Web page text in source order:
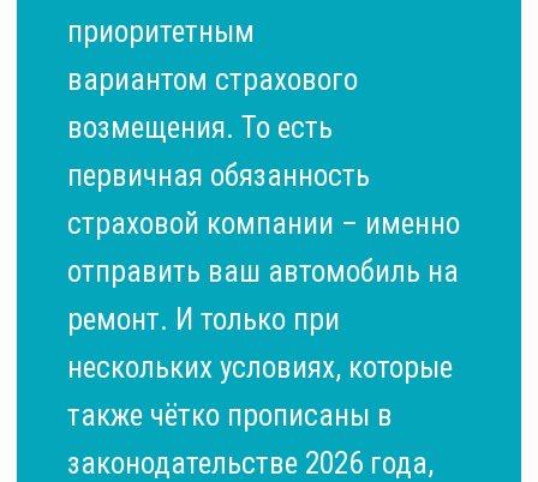
приоритетным
вариантом страхового
возмещения. То есть
первичная обязанность
страховой компании – именно
отправить ваш автомобиль на
ремонт. И только при
нескольких условиях, которые
также чётко прописаны в
законодательстве 2026 года,